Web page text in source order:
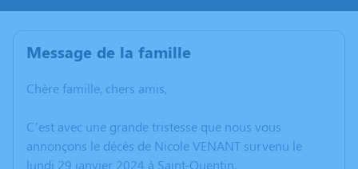
Message de la famille
Chère famille, chers amis,
C’est avec une grande tristesse que nous vous
annonçons le décès de Nicole VENANT survenu le
lundi 29 janvier 2024 à Saint-Quentin.